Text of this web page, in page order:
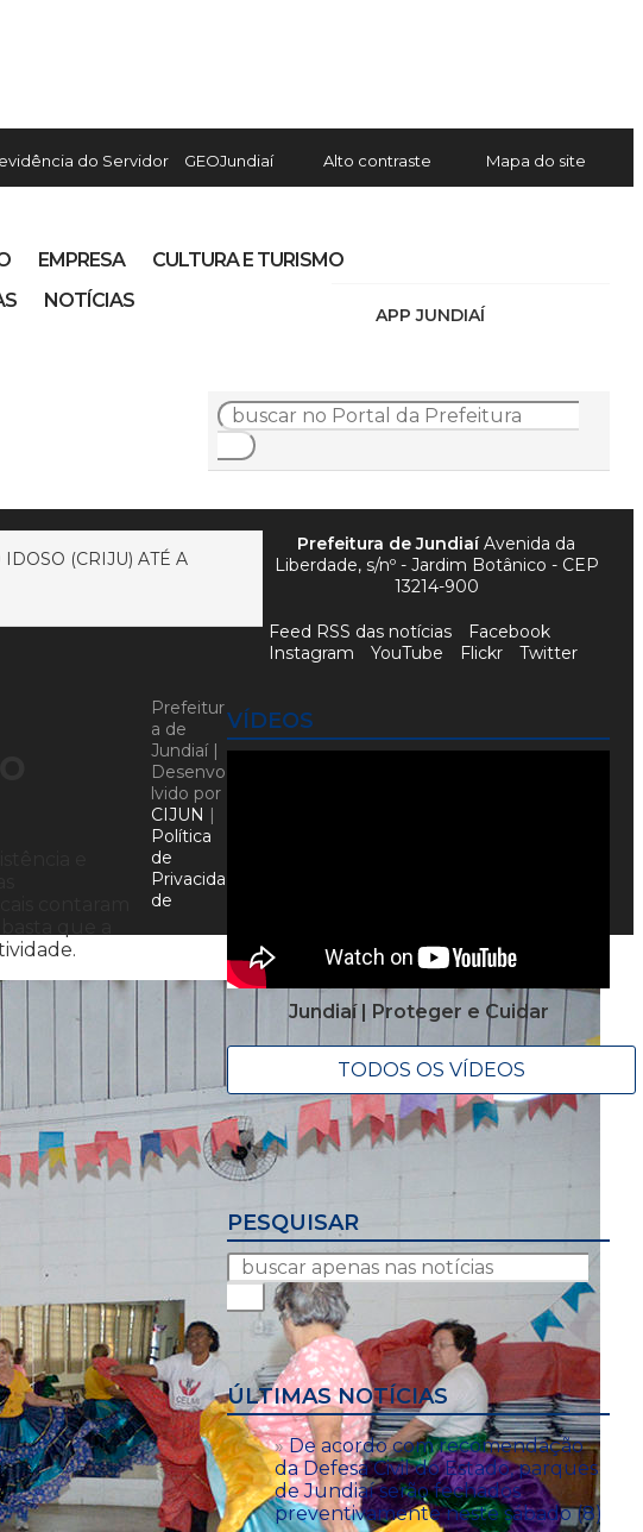
do Servidor GEOJundiaí Alto contraste Mapa do site
APP JUNDIAÍ
EMPRESA
CULTURA E TURISMO
NOTÍCIAS
(CRIJU) ATÉ A
VÍDEOS
Jundiaí | Proteger e Cuidar
TODOS OS VÍDEOS
PESQUISAR
ÚLTIMAS NOTÍCIAS
De acordo com recomendação
da Defesa Civil do Estado, parques
de Jundiaí serão fechados
preventivamente neste sábado (8)
Prefeitura de JundiaíAvenida da
Liberdade, s/nº - Jardim Botânico - CEP
13214-900
Feed RSS das notícias
Facebook
Instagram
YouTube Flickr Twitter
Prefeitur
a de
Jundiaí |
Desenvo
lvido por
CIJUN |
Política
de
Privacida
de